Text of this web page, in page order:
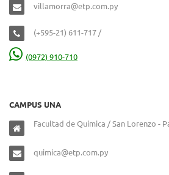
villamorra@etp.com.py
(+595-21) 611-717 /
(0972) 910-710
CAMPUS UNA
Facultad de Química / San Lorenzo -
quimica@etp.com.py